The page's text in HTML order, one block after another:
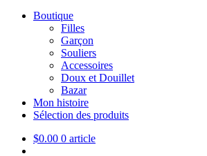
Boutique
Filles
Garçon
Souliers
Accessoires
Doux et Douillet
Bazar
Mon histoire
Sélection des produits
$0.00 0 article